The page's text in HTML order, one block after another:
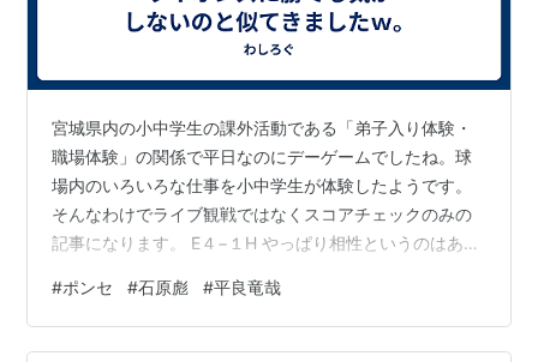
宮城県内の小中学生の課外活動である「弟子入り体験・
職場体験」の関係で平日なのにデーゲームでしたね。球
場内のいろいろな仕事を小中学生が体験したようです。
そんなわけでライブ観戦ではなくスコアチェックのみの
記事になります。 E４−１H やっぱり相性というのはある
敗で防御率1.97の有原。前回の楽天戦は４月30日のペイ
ペイドームでしたが、このときは８回無失点に抑えられ
た相手です。 ところが、この有原が楽天のホーム球場と
#ポンセ #石原彪 #平良竜哉